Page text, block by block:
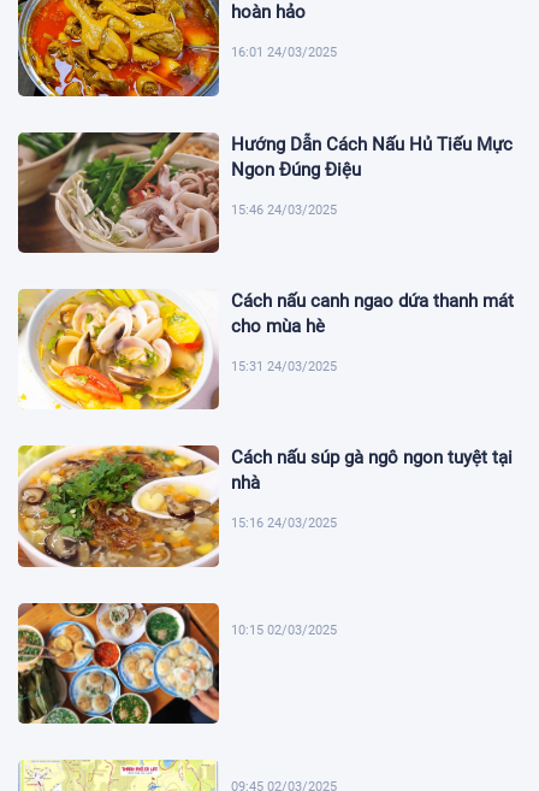
hoàn hảo
16:01 24/03/2025
Hướng Dẫn Cách Nấu Hủ Tiếu Mực
Ngon Đúng Điệu
15:46 24/03/2025
Cách nấu canh ngao dứa thanh mát
cho mùa hè
15:31 24/03/2025
Cách nấu súp gà ngô ngon tuyệt tại
nhà
15:16 24/03/2025
10:15 02/03/2025
09:45 02/03/2025